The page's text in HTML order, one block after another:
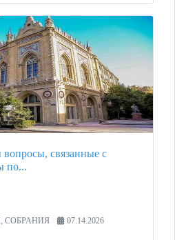
связанные с
по...
СОБРАНИЯ 07.14.2026